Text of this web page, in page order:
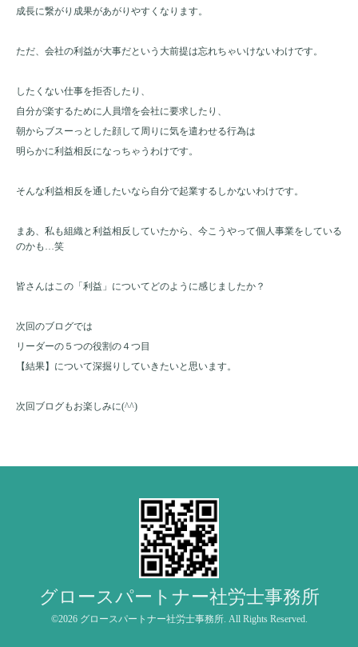
成長に繋がり成果があがりやすくなります。
ただ、会社の利益が大事だという大前提は忘れちゃいけないわけです。
したくない仕事を拒否したり、
自分が楽するために人員増を会社に要求したり、
朝からブスーっとした顔して周りに気を遣わせる行為は
明らかに利益相反になっちゃうわけです。
そんな利益相反を通したいなら自分で起業するしかないわけです。
まあ、私も組織と利益相反していたから、今こうやって個人事業をしている
のかも…笑
皆さんはこの「利益」についてどのように感じましたか？
次回のブログでは
リーダーの５つの役割の４つ目
【結果】について深掘りしていきたいと思います。
次回ブログもお楽しみに(^^)
グロースパートナー社労士事務所
©2026 グロースパートナー社労士事務所. All Rights Reserved.